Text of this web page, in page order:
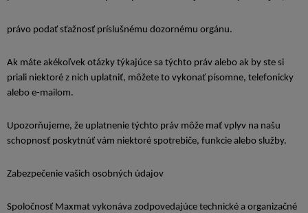
právo podať sťažnosť príslušnému dozornému orgánu.
Ak máte akékoľvek otázky týkajúce sa týchto práv alebo ak by ste si
priali niektoré z nich uplatniť, môžete to vykonať písomne, telefonicky
alebo e-mailom.
Upozorňujeme, že uplatnenie týchto práv môže mať vplyv na našu
schopnosť poskytnúť vám niektoré spotrebiče, funkcie alebo služby.
Zabezpečenie vašich osobných údajov
Spoločnosť Maxmat vykonáva zodpovedajúce technické a organizačné